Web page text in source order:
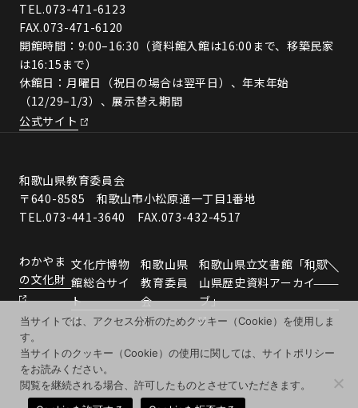
TEL.073-471-6123
FAX.073-471-6120
開館時間：9:00–16:30（資料館入館は16:00まで、移築民家
は16:15まで）
休館日：月曜日（祝日の場合は翌平日）、年末年始
（12/29–1/3）、展示替え期間
公式サイト
和歌山県教育委員会
〒640-8585 和歌山市小松原通一丁目1番地
TEL.073-441-3640 FAX.073-432-4517
わかやま
の文化財
文化庁博物
館総合サイ
ト
和歌山県
教育委員
会
和歌山県立文書館「和歌
山県歴史資料アーカイ
ブ」
当サイトでは、アクセス分析のためクッキー（Cookie）を使用しま
す。
当サイトのクッキー（Cookie）の使用に関しては、サイトポリシー
をお読みください。
閲覧を継続される場合、許可したものとさせていただきます。